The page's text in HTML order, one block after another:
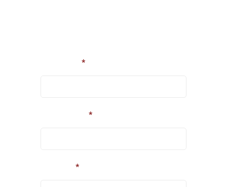
*
*
*